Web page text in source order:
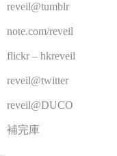
reveil@tumblr
note.com/reveil
flickr – hkreveil
reveil@twitter
reveil@DUCO
補完庫